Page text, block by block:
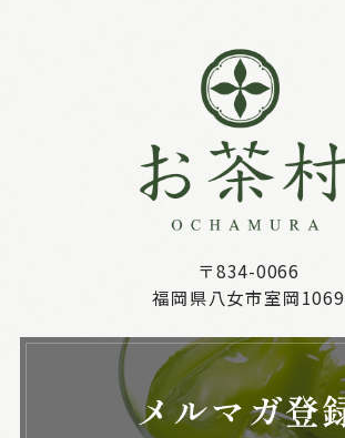
〒834-0066
福岡県八女市室岡1069